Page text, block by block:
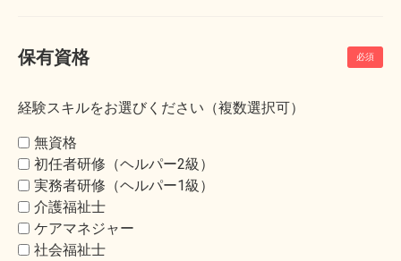
保有資格
経験スキルをお選びください（複数選択可）
無資格
初任者研修（ヘルパー2級）
実務者研修（ヘルパー1級）
介護福祉士
ケアマネジャー
社会福祉士